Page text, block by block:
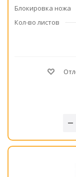
Блокировка ножа
Кол-во листов